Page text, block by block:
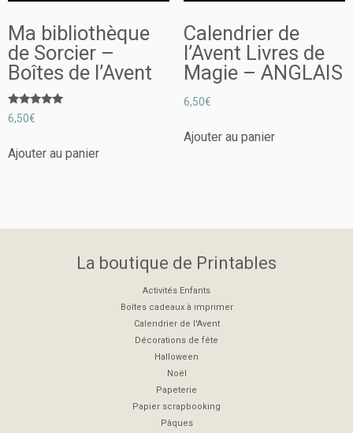
Ma bibliothèque
de Sorcier –
Boîtes de l’Avent
Note
5.00
6,50€
Ajouter au panier
Calendrier de
l’Avent Livres de
Magie – ANGLAIS
6,50€
Ajouter au panier
La boutique de Printables
Activités Enfants
Boîtes cadeaux à imprimer
Calendrier de l'Avent
Décorations de fête
Halloween
Noël
Papeterie
Papier scrapbooking
Pâques